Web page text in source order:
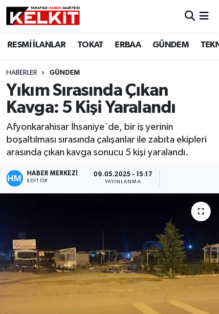
RESMİ İLANLAR TOKAT ERBAA GÜNDEM
HABERLER GÜNDEM
Yıkım Sırasında Çıkan
Kavga: 5 Kişi Yaralandı
Afyonkarahisar İhsaniye`de, bir iş yerinin
boşaltılması sırasında çalışanlar ile zabıta ekipleri
arasında çıkan kavga sonucu 5 kişi yaralandı.
HABER MERKEZİ
EDITÖR
09.05.2025 - 15:17
YAYINLANMA